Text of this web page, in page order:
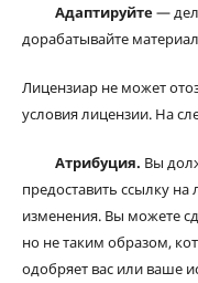
Адаптируйте—
дорабатывайте
Лицензиар не может
условия лицензии. На
Атрибуция. Вы
предоставить ссылку
изменения. Вы можете
но не таким образом,
одобряет вас или ваше